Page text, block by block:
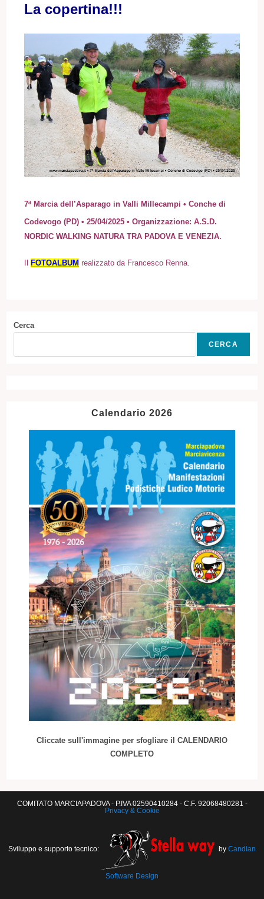
La copertina!!!
7ª Marcia dell’Asparago in Valli Millecampi • Conche di
Codevogo (PD) • 25/04/2025 • Organizzazione: A.S.D.
NORDIC WALKING NATURA TRA PADOVA E VENEZIA.
FOTOALBUM realizzato da Francesco Renna.
Cerca
CERCA
Calendario 2026
Cliccate sull'immagine per sfogliare il CALENDARIO
COMPLETO
COMITATO MARCIAPADOVA - P.IVA 02590410284 - C.F. 92068480281 -
Privacy & Cookie
Sviluppo e supporto tecnico: by Candian
Software Design